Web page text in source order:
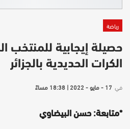
رياضة
حصيلة إيجابية للمنتخب
الكرات الحديدية بالجزائر
في 17 - مايو - 2022 | 18:38 مساءً
*متابعة: حسن البيضاوي